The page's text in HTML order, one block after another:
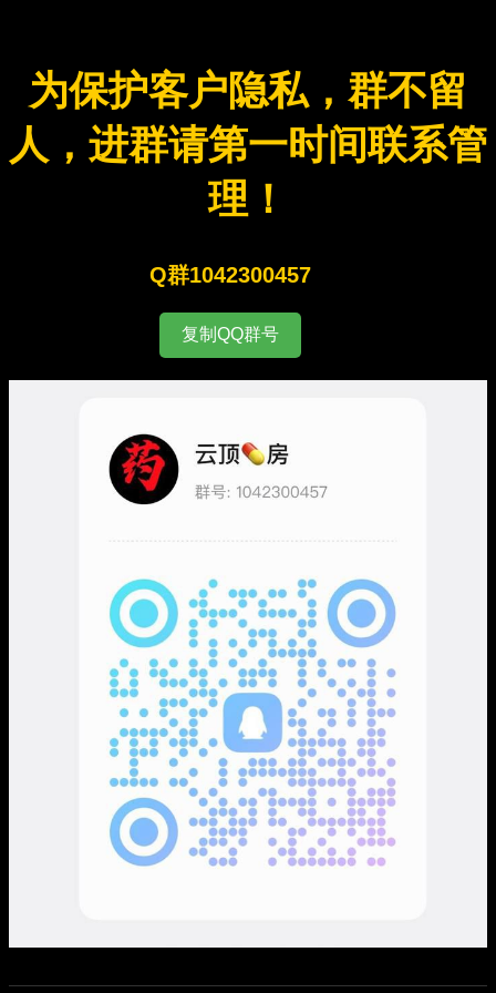
为保护客户隐私，群不留
人，进群请第一时间联系管
理！
Q群1042300457
复制QQ群号